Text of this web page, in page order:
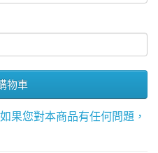
物車
如果您對本商品有任何問題，